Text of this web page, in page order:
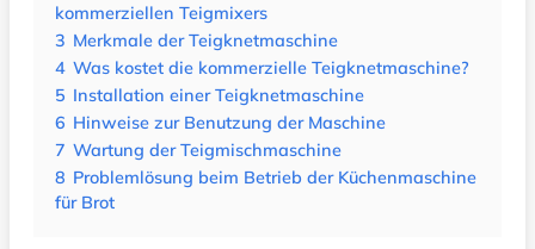
kommerziellen Teigmixers
3 Merkmale der Teigknetmaschine
4 Was kostet die kommerzielle Teigknetmaschine?
5 Installation einer Teigknetmaschine
6 Hinweise zur Benutzung der Maschine
7 Wartung der Teigmischmaschine
8 Problemlösung beim Betrieb der Küchenmaschine
für Brot